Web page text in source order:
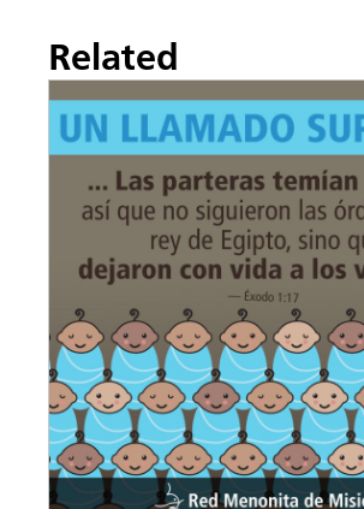
Related